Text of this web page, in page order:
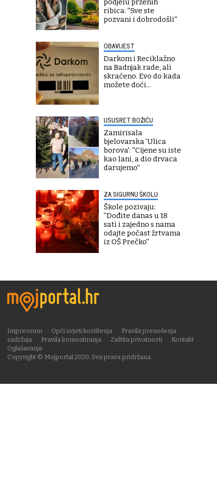
podjelu prženih
ribica: ''Sve ste
pozvani i dobrodošli''
OBAVIJEST
Darkom i Reciklažno
na Badnjak rade, ali
skraćeno. Evo do kada
možete doći...
USUSRET BOŽIĆU
Zamirisala
bjelovarska 'Ulica
borova': ''Cijene su iste
kao lani, a dio drvaca
darujemo''
ZA SIGURNU ŠKOLU
Škole pozivaju:
''Dođite danas u 18
sati i zajedno s nama
odajte počast žrtvama
iz OŠ Prečko''
Copyright © Mojportal 2020. Sva prava pridržana.
Impressum Opći uvjeti korištenja
Pravila prenošenja
sadržaja
Pravila komentiranja Zaštita privatnosti
Kontakt
Oglašavanje